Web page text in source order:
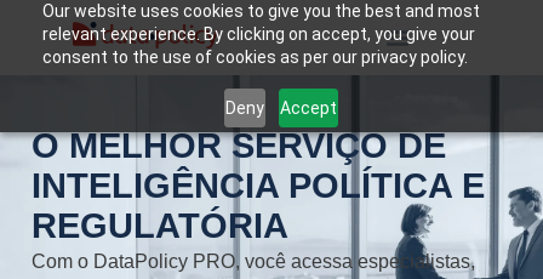
Our website uses cookies to give you the best and most
relevant experience. By clicking on accept, you give your
consent to the use of cookies as per our privacy policy.
Deny Accept
O MELHOR SERVIÇO DE
INTELIGÊNCIA POLÍTICA E
REGULATÓRIA
Com o DataPolicy PRO, você acessa especialistas,